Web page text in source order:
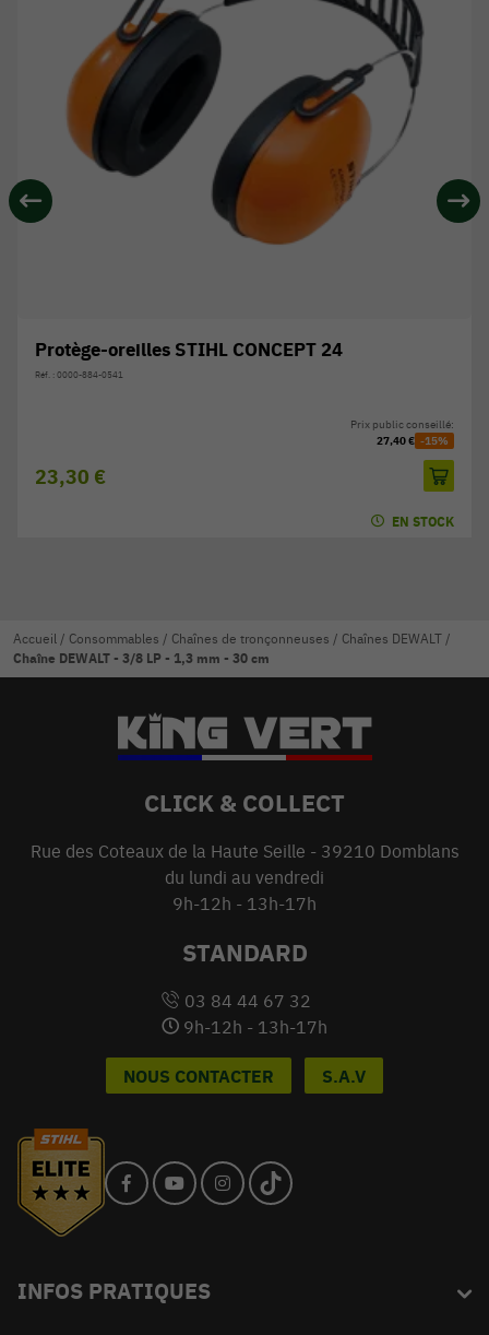
Protège-oreilles STIHL CONCEPT 24
Réf. : 0000-884-0541
23,30 €
Prix public conseillé:
27,40 € -15%
EN STOCK
Accueil / Consommables / Chaînes de tronçonneuses / Chaînes DEWALT /
Chaîne DEWALT - 3/8 LP - 1,3 mm - 30 cm
CLICK & COLLECT
Rue des Coteaux de la Haute Seille - 39210 Domblans
du lundi au vendredi
9h-12h - 13h-17h
STANDARD
03 84 44 67 32
9h-12h - 13h-17h
NOUS CONTACTER S.A.V
INFOS PRATIQUES